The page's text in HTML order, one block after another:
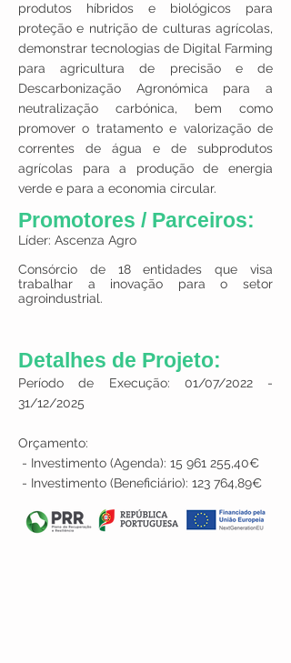
produtos híbridos e biológicos para
proteção e nutrição de culturas agrícolas,
demonstrar tecnologias de Digital Farming
para agricultura de precisão e de
Descarbonização Agronómica para a
neutralização carbónica, bem como
promover o tratamento e valorização de
correntes de água e de subprodutos
agrícolas para a produção de energia
verde e para a economia circular.
Promotores / Parceiros:
Líder: Ascenza Agro
Consórcio de 18 entidades que visa
trabalhar a inovação para o setor
agroindustrial.
Detalhes de Projeto:
Período de Execução: 01/07/2022 -
31/12/2025
Orçamento:
- Investimento (Agenda): 15 961 255,40€
- Investimento (Beneficiário): 123 764,89€